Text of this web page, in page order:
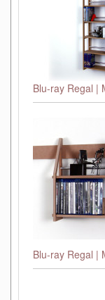
Blu-ray Regal |
Blu-ray Regal |